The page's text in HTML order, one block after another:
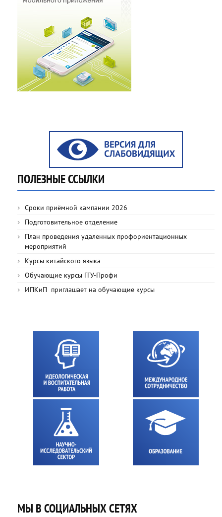
ПОЛЕЗНЫЕ ССЫЛКИ
Сроки приёмной кампании 2026
Подготовительное отделение
План проведения удаленных профориентационных
мероприятий
Курсы китайского языка
Обучающие курсы ГГУ-Профи
ИПКиП приглашает на обучающие курсы
МЫ В СОЦИАЛЬНЫХ СЕТЯХ